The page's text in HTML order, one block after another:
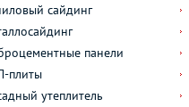
сайдинг
панели
плиты
утеплитель